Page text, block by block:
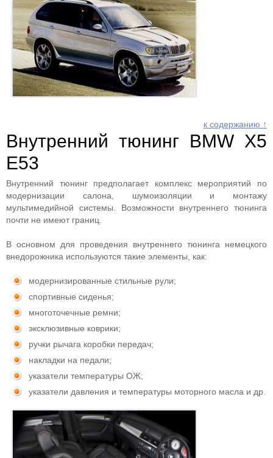
к содержанию ↑
Внутренний тюнинг BMW X5
E53
Внутренний тюнинг предполагает комплекс мероприятий по
модернизации салона, шумоизоляции и монтажу
мультимедийной системы. Возможности внутреннего тюнинга
почти не имеют границ.
В основном для проведения внутреннего тюнинга немецкого
внедорожника используются такие элементы, как:
модернизированные стильные рули;
спортивные сиденья;
многоточечные ремни;
эксклюзивные коврики;
ручки рычага коробки передач;
накладки на педали;
указатели температуры ОЖ;
указатели давления и температуры моторного масла и др.